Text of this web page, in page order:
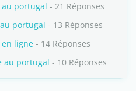
portugal - 21 Réponses
portugal - 13 Réponses
ligne - 14 Réponses
au portugal - 10 Réponses